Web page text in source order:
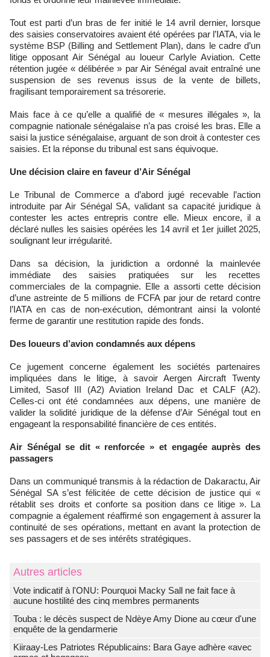
Tout est parti d’un bras de fer initié le 14 avril dernier, lorsque
des saisies conservatoires avaient été opérées par l’IATA, via le
système BSP (Billing and Settlement Plan), dans le cadre d’un
litige opposant Air Sénégal au loueur Carlyle Aviation. Cette
rétention jugée « délibérée » par Air Sénégal avait entraîné une
suspension de ses revenus issus de la vente de billets,
fragilisant temporairement sa trésorerie.
Mais face à ce qu’elle a qualifié de « mesures illégales », la
compagnie nationale sénégalaise n’a pas croisé les bras. Elle a
saisi la justice sénégalaise, arguant de son droit à contester ces
saisies. Et la réponse du tribunal est sans équivoque.
Une décision claire en faveur d’Air Sénégal
Le Tribunal de Commerce a d’abord jugé recevable l’action
introduite par Air Sénégal SA, validant sa capacité juridique à
contester les actes entrepris contre elle. Mieux encore, il a
déclaré nulles les saisies opérées les 14 avril et 1er juillet 2025,
soulignant leur irrégularité.
Dans sa décision, la juridiction a ordonné la mainlevée
immédiate des saisies pratiquées sur les recettes
commerciales de la compagnie. Elle a assorti cette décision
d’une astreinte de 5 millions de FCFA par jour de retard contre
l’IATA en cas de non-exécution, démontrant ainsi la volonté
ferme de garantir une restitution rapide des fonds.
Des loueurs d’avion condamnés aux dépens
Ce jugement concerne également les sociétés partenaires
impliquées dans le litige, à savoir Aergen Aircraft Twenty
Limited, Sasof III (A2) Aviation Ireland Dac et CALF (A2).
Celles-ci ont été condamnées aux dépens, une manière de
valider la solidité juridique de la défense d’Air Sénégal tout en
engageant la responsabilité financière de ces entités.
Air Sénégal se dit « renforcée » et engagée auprès des
passagers
Dans un communiqué transmis à la rédaction de Dakaractu, Air
Sénégal SA s’est félicitée de cette décision de justice qui «
rétablit ses droits et conforte sa position dans ce litige ». La
compagnie a également réaffirmé son engagement à assurer la
continuité de ses opérations, mettant en avant la protection de
ses passagers et de ses intérêts stratégiques.
Autres articles
Vote indicatif à l'ONU: Pourquoi Macky Sall ne fait face à
aucune hostilité des cinq membres permanents
Touba : le décès suspect de Ndèye Amy Dione au cœur d'une
enquête de la gendarmerie
Kiiraay-Les Patriotes Républicains: Bara Gaye adhère «avec